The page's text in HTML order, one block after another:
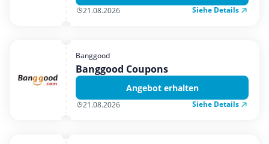
21.08.2026 Siehe Details
Banggood
Banggood Coupons
Angebot erhalten
21.08.2026 Siehe Details